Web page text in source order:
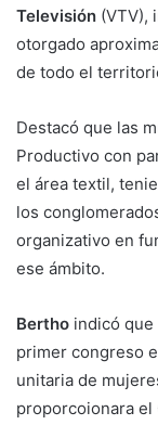
Televisión (VTV),
otorgado
de todo el
Destacó que las
Productivo con
el área textil,
los
organizativo en
ese ámbito.
Bertho indicó que
primer congreso
unitaria de
proporcoionara el